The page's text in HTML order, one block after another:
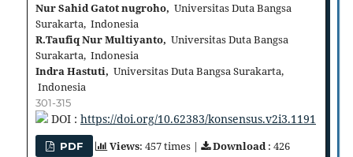
Nur Sahid Gatot nugroho, Universitas Duta Bangsa
Surakarta, Indonesia
R.Taufiq Nur Multiyanto, Universitas Duta Bangsa
Surakarta, Indonesia
Indra Hastuti, Universitas Duta Bangsa Surakarta,
Indonesia
301-315
DOI : https://doi.org/10.62383/konsensus.v2i3.1191
PDF Views: 457 times | Download: 426